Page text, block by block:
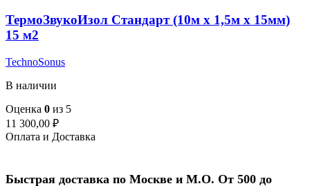
ТермоЗвукоИзол Стандарт (10м х 1,5м х 15мм)
15 м2
TechnoSonus
В наличии
Оценка 0 из 5
11 300,00 ₽
Оплата и Доставка
Быстрая доставка по Москве и М.О. От 500 до